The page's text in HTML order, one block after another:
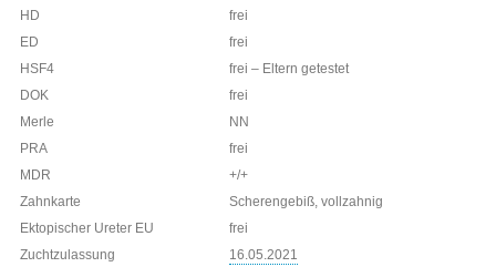
HD
frei
ED
frei
HSF4
frei – Eltern getestet
DOK
frei
Merle
NN
PRA
frei
MDR
+/+
Zahnkarte
Scherengebiß, vollzahnig
Ektopischer Ureter EU
frei
Zuchtzulassung
16.05.2021